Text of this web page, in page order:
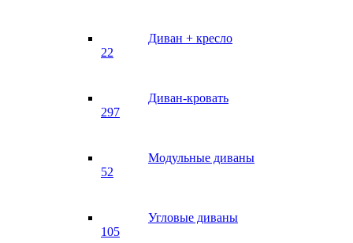
Диван + кресло
22
Диван-кровать
297
Модульные диваны
52
Угловые диваны
105